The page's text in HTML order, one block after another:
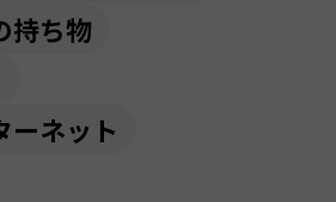
持ち物
ーネット